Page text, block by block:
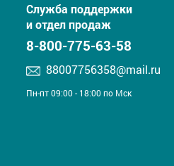
Служба поддержки
и отдел продаж
8-800-775-63-58
88007756358@mail.ru
Пн-пт 09:00 - 18:00 по Мск